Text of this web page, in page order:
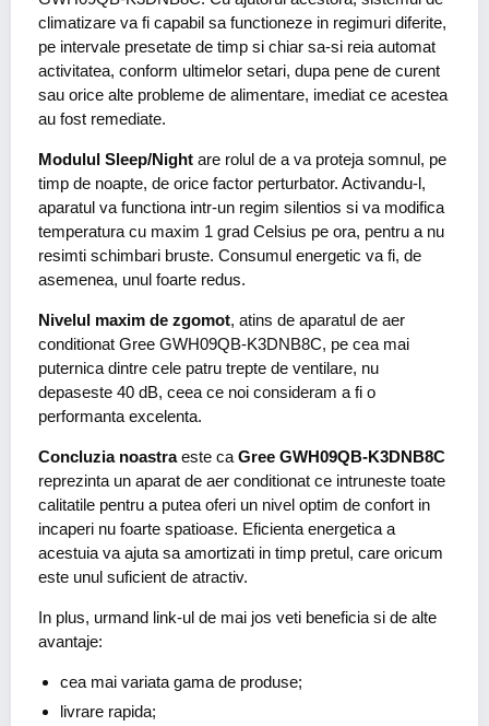
climatizare va fi capabil sa functioneze in regimuri diferite,
pe intervale presetate de timp si chiar sa-si reia automat
activitatea, conform ultimelor setari, dupa pene de curent
sau orice alte probleme de alimentare, imediat ce acestea
au fost remediate.
Modulul Sleep/Night are rolul de a va proteja somnul, pe
timp de noapte, de orice factor perturbator. Activandu-l,
aparatul va functiona intr-un regim silentios si va modifica
temperatura cu maxim 1 grad Celsius pe ora, pentru a nu
resimti schimbari bruste. Consumul energetic va fi, de
asemenea, unul foarte redus.
Nivelul maxim de zgomot, atins de aparatul de aer
conditionat Gree GWH09QB-K3DNB8C, pe cea mai
puternica dintre cele patru trepte de ventilare, nu
depaseste 40 dB, ceea ce noi consideram a fi o
performanta excelenta.
Concluzia noastraeste ca Gree GWH09QB-K3DNB8C
reprezinta un aparat de aer conditionat ce intruneste toate
calitatile pentru a putea oferi un nivel optim de confort in
incaperi nu foarte spatioase. Eficienta energetica a
acestuia va ajuta sa amortizati in timp pretul, care oricum
este unul suficient de atractiv.
In plus, urmand link-ul de mai jos veti beneficia si de alte
avantaje:
cea mai variata gama de produse;
livrare rapida;